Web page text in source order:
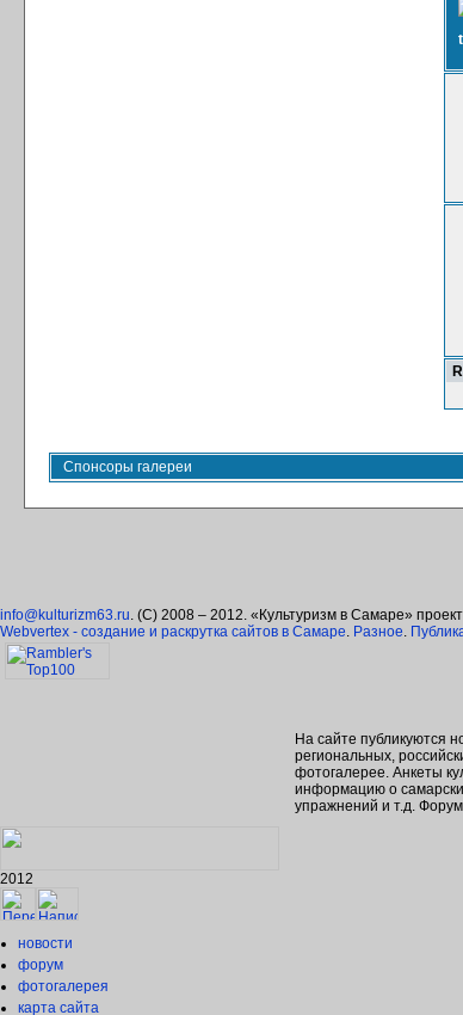
Спонсоры галереи
info@kulturizm63.ru. (C) 2008 – 2012. «Культуризм в Самаре»
Webvertex - создание и раскрутка сайтов в Самаре. Разное.
На сайте публикуются
региональных,
фотогалерее. Анкеты
информацию о
упражнений и т.д.
2012
новости
форум
фотогалерея
карта сайта